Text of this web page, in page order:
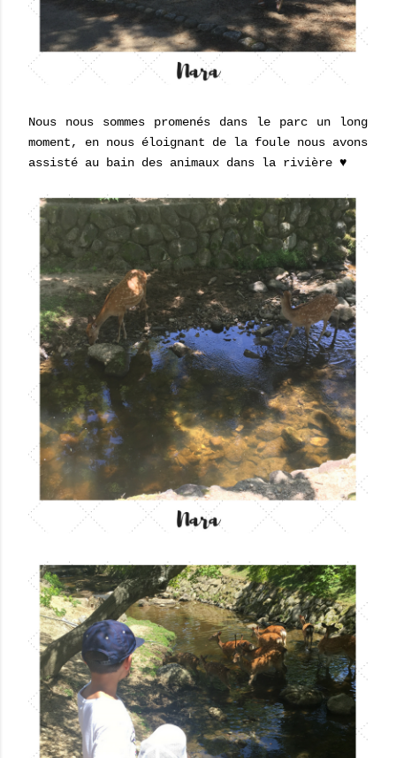
Nous nous sommes promenés dans le parc un long
moment, en nous éloignant de la foule nous avons
assisté au bain des animaux dans la rivière ♥